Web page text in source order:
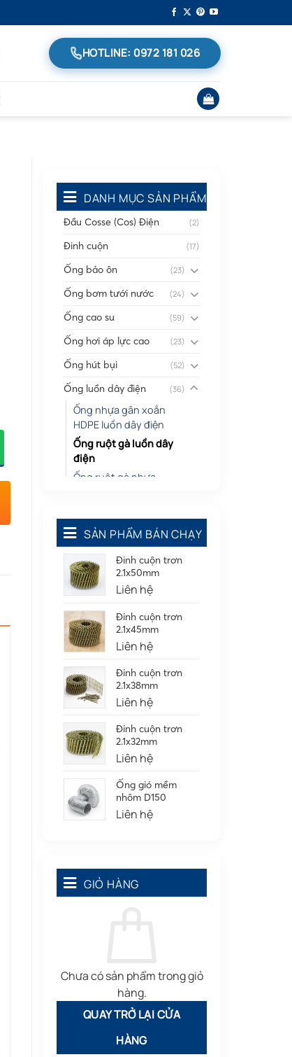
HOTLINE: 0972 181 026
DANH MỤC SẢN PHẨM
Đầu Cosse (Cos) Điện (2)
Đinh cuộn (17)
Ống bảo ôn (23)
Ống bơm tưới nước (24)
Ống cao su (59)
Ống hơi áp lực cao (23)
Ống hút bụi (52)
Ống luồn dây điện (36)
Ống nhựa gân xoắn
HDPE luồn dây điện
Ống ruột gà luồn dây
điện
Ống ruột gà nhựa
Ống nhựa PPR và phụ kiện
PPR
(2)
Ống nhựa PVC có gân (46)
Ống Silicone
Ống thông gió
Phụ kiện nối
Tấm cao su
SẢN PHẨM BÁN CHẠY
Đinh cuộn trơn
2.1x50mm
Liên hệ
Đinh cuộn trơn
2.1x45mm
Liên hệ
Đinh cuộn trơn
2.1x38mm
Liên hệ
Đinh cuộn trơn
2.1x32mm
Liên hệ
Ống gió mềm
nhôm D150
Liên hệ
GIỎ HÀNG
Chưa có sản phẩm trong giỏ
hàng.
QUAY TRỞ LẠI CỬA
HÀNG